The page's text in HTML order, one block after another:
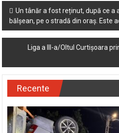
Post
navigation
Un tânăr a fost reținut, după ce a
bălșean, pe o stradă din oraș. Este
Liga a III-a/Oltul Curtișoara
Recente